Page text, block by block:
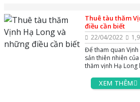
Thuê tàu thăm
điều cần biết
22/04/2022
Để tham quan
sản thiên nhiên
thăm vịnh Hạ
đâu để đảm bảo
thuê tàu thăm
XEM THÊM